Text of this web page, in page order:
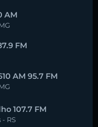
AM
FM
AM 95.7 FM
107.7 FM
- RS